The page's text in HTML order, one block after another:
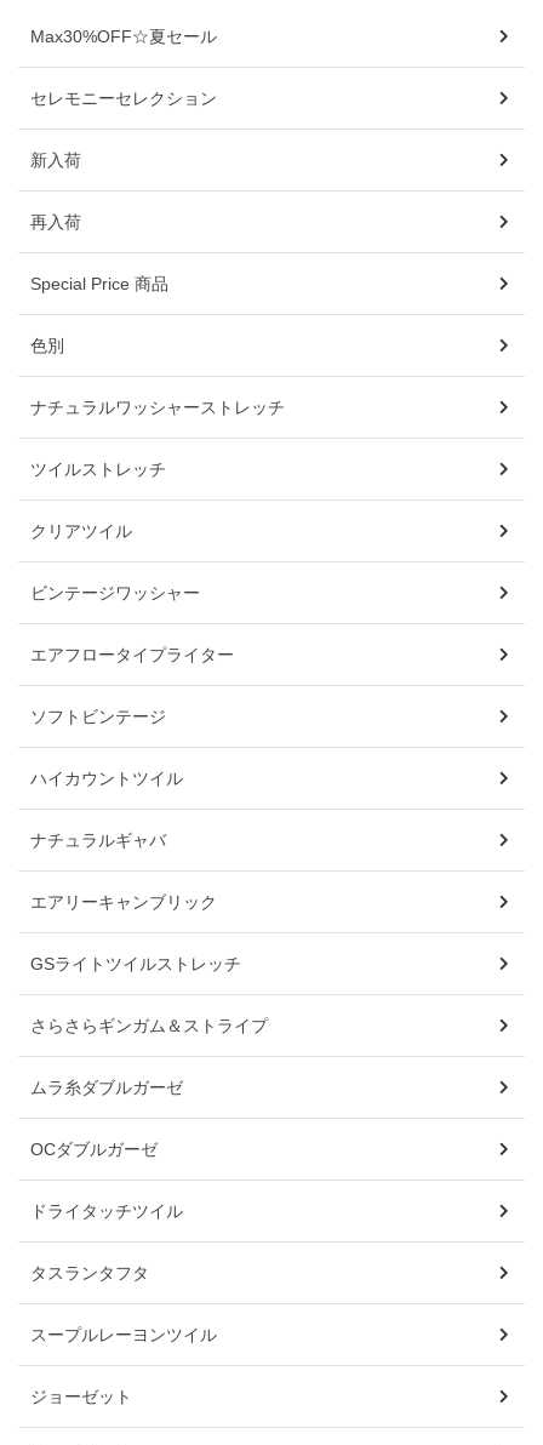
Max30%OFF☆夏セール
セレモニーセレクション
新入荷
再入荷
Special Price 商品
色別
ナチュラルワッシャーストレッチ
ツイルストレッチ
クリアツイル
ビンテージワッシャー
エアフロータイプライター
ソフトビンテージ
ハイカウントツイル
ナチュラルギャバ
エアリーキャンブリック
GSライトツイルストレッチ
さらさらギンガム＆ストライプ
ムラ糸ダブルガーゼ
OCダブルガーゼ
ドライタッチツイル
タスランタフタ
スープルレーヨンツイル
ジョーゼット